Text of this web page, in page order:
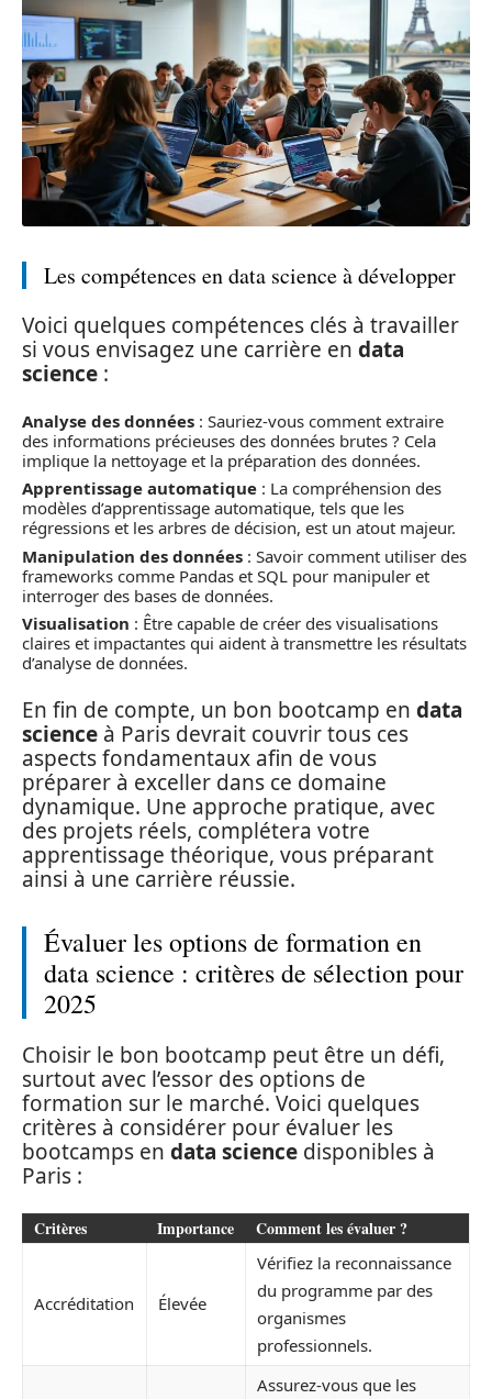
Les compétences en data science à développer
Voici quelques compétences clés à travailler
si vous envisagez une carrière en data
science :
Analyse des données : Sauriez-vous comment extraire
des informations précieuses des données brutes ? Cela
implique la nettoyage et la préparation des données.
Apprentissage automatique : La compréhension des
modèles d’apprentissage automatique, tels que les
régressions et les arbres de décision, est un atout majeur.
Manipulation des données : Savoir comment utiliser des
frameworks comme Pandas et SQL pour manipuler et
interroger des bases de données.
Visualisation : Être capable de créer des visualisations
claires et impactantes qui aident à transmettre les résultats
d’analyse de données.
En fin de compte, un bon bootcamp en data
science à Paris devrait couvrir tous ces
aspects fondamentaux afin de vous
préparer à exceller dans ce domaine
dynamique. Une approche pratique, avec
des projets réels, complétera votre
apprentissage théorique, vous préparant
ainsi à une carrière réussie.
Évaluer les options de formation en
data science : critères de sélection pour
2025
Choisir le bon bootcamp peut être un défi,
surtout avec l’essor des options de
formation sur le marché. Voici quelques
critères à considérer pour évaluer les
bootcamps en data science disponibles à
Paris :
Critères Importance Comment les évaluer ?
Accréditation Élevée
Vérifiez la reconnaissance
du programme par des
organismes
professionnels.
Assurez-vous que les